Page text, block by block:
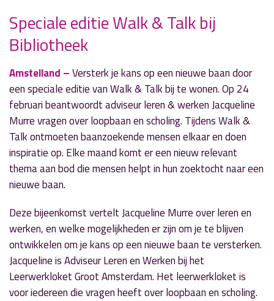
« Vorig nieuwsbericht
Locaties babbelbankjes bekend gemaakt
10 februari 2022
» Volgend nieuwsbericht
Aanrijding op Legmeerdijk t.h.v. Bachlaan
11 februari 2022
Speciale editie Walk & Talk bij
Bibliotheek
Amstelland –Versterk je kans op een nieuwe baan door
een speciale editie van Walk & Talk bij te wonen. Op 24
februari beantwoordt adviseur leren & werken Jacqueline
Murre vragen over loopbaan en scholing. Tijdens Walk &
Talk ontmoeten baanzoekende mensen elkaar en doen
inspiratie op. Elke maand komt er een nieuw relevant
thema aan bod die mensen helpt in hun zoektocht naar een
nieuwe baan.
Deze bijeenkomst vertelt Jacqueline Murre over leren en
werken, en welke mogelijkheden er zijn om je te blijven
ontwikkelen om je kans op een nieuwe baan te versterken.
Jacqueline is Adviseur Leren en Werken bij het
Leerwerkloket Groot Amsterdam. Het leerwerkloket is
voor iedereen die vragen heeft over loopbaan en scholing.